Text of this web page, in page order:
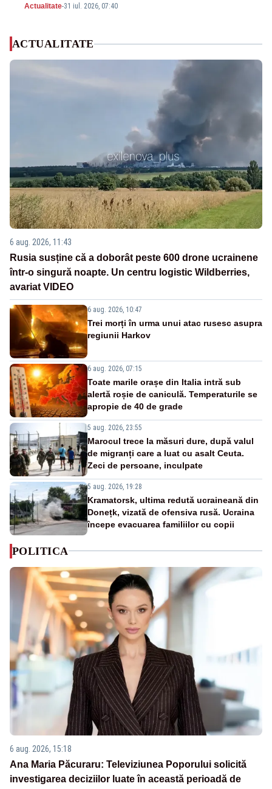
Actualitate-31 iul. 2026, 07:40
ACTUALITATE
6 aug. 2026, 11:43
Rusia susține că a doborât peste 600 drone ucrainene
într-o singură noapte. Un centru logistic Wildberries,
avariat VIDEO
6 aug. 2026, 10:47
Trei morți în urma unui atac rusesc asupra
regiunii Harkov
6 aug. 2026, 07:15
Toate marile orașe din Italia intră sub
alertă roșie de caniculă. Temperaturile se
apropie de 40 de grade
5 aug. 2026, 23:55
Marocul trece la măsuri dure, după valul
de migranți care a luat cu asalt Ceuta.
Zeci de persoane, inculpate
5 aug. 2026, 19:28
Kramatorsk, ultima redută ucraineană din
Donețk, vizată de ofensiva rusă. Ucraina
începe evacuarea familiilor cu copii
POLITICA
6 aug. 2026, 15:18
Ana Maria Păcuraru: Televiziunea Poporului solicită
investigarea deciziilor luate în această perioadă de